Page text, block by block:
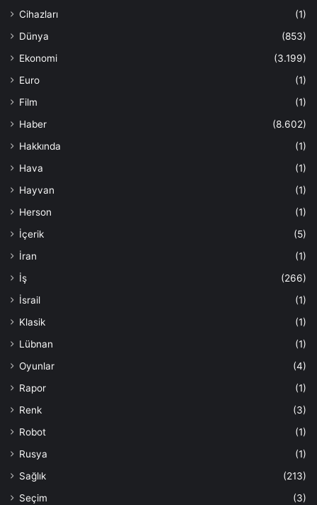
Cihazları
(1)
Dünya
(853)
Ekonomi
(3.199)
Euro
(1)
Film
(1)
Haber
(8.602)
Hakkında
(1)
Hava
(1)
Hayvan
(1)
Herson
(1)
İçerik
(5)
İran
(1)
İş
(266)
İsrail
(1)
Klasik
(1)
Lübnan
(1)
Oyunlar
(4)
Rapor
(1)
Renk
(3)
Robot
(1)
Rusya
(1)
Sağlık
(213)
Seçim
(3)